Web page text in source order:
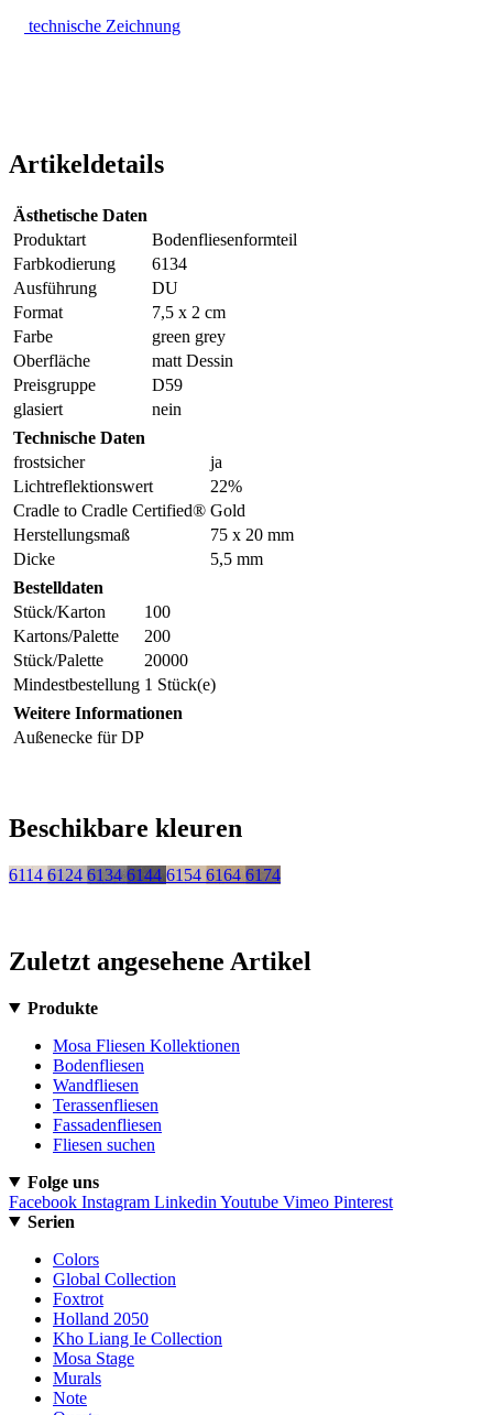
technische Zeichnung
Artikeldetails
Ästhetische Daten
Produktart
Bodenfliesenformteil
Farbkodierung
6134
Ausführung
DU
Format
7,5 x 2 cm
Farbe
green grey
Oberfläche
matt Dessin
Preisgruppe
D59
glasiert
nein
Technische Daten
frostsicher
ja
Lichtreflektionswert
22%
Cradle to Cradle Certified® Gold
Herstellungsmaß
75 x 20 mm
Dicke
5,5 mm
Bestelldaten
Stück/Karton
100
Kartons/Palette
200
Stück/Palette
20000
Mindestbestellung 1 Stück(e)
Weitere Informationen
Außenecke für DP
Beschikbare kleuren
6114 6124 6134 6144 6154 6164 6174
Zuletzt angesehene Artikel
Produkte
Mosa Fliesen Kollektionen
Bodenfliesen
Wandfliesen
Terassenfliesen
Fassadenfliesen
Fliesen suchen
Folge uns
Facebook Instagram Linkedin Youtube Vimeo Pinterest
Serien
Colors
Global Collection
Foxtrot
Holland 2050
Kho Liang Ie Collection
Mosa Stage
Murals
Note